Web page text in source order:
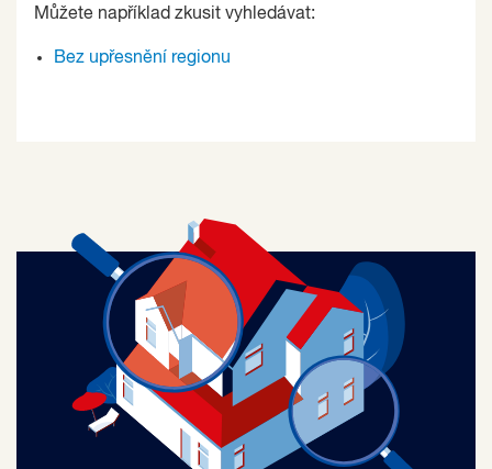
Můžete například zkusit vyhledávat:
Bez upřesnění regionu